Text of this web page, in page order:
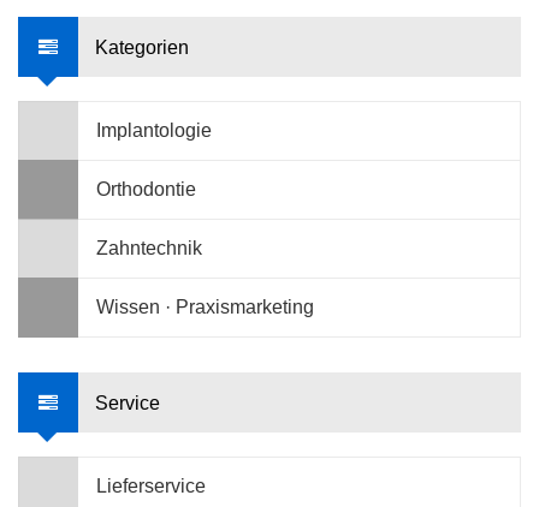
Kategorien
Implantologie
Orthodontie
Zahntechnik
Wissen · Praxismarketing
Service
Lieferservice